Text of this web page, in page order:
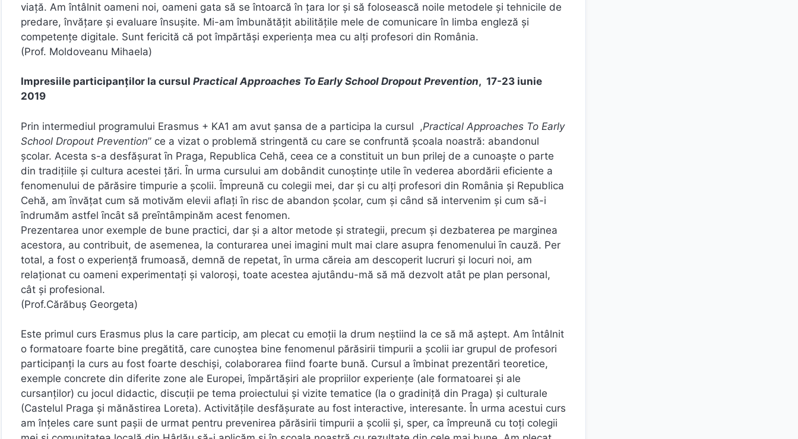
viață. Am întâlnit oameni noi, oameni gata să se întoarcă în țara lor și să folosească noile metodele și tehnicile de
predare, învățare și evaluare însușite. Mi-am îmbunătățit abilitățile mele de comunicare în limba engleză și
competențe digitale. Sunt fericită că pot împărtăși experiența mea cu alți profesori din România.
(Prof. Moldoveanu Mihaela)
Impresiile participanților la cursul Practical Approaches To Early School Dropout Prevention, 17-23 iunie
2019
Prin intermediul programului Erasmus + KA1 am avut şansa de a participa la cursul ,Practical Approaches To Early
School Dropout Prevention” ce a vizat o problemă stringentă cu care se confruntă şcoala noastră: abandonul
şcolar. Acesta s-a desfăşurat ȋn Praga, Republica Cehă, ceea ce a constituit un bun prilej de a cunoaşte o parte
din tradiţiile şi cultura acestei ţări. Ȋn urma cursului am dobȃndit cunoştinţe utile ȋn vederea abordării eficiente a
fenomenului de părăsire timpurie a şcolii. Ȋmpreună cu colegii mei, dar şi cu alţi profesori din Romȃnia şi Republica
Cehă, am ȋnvăţat cum să motivăm elevii aflaţi ȋn risc de abandon şcolar, cum şi cȃnd să intervenim şi cum să-i
ȋndrumăm astfel ȋncȃt să preȋntȃmpinăm acest fenomen.
Prezentarea unor exemple de bune practici, dar şi a altor metode şi strategii, precum şi dezbaterea pe marginea
acestora, au contribuit, de asemenea, la conturarea unei imagini mult mai clare asupra fenomenului ȋn cauză. Per
total, a fost o experienţă frumoasă, demnă de repetat, ȋn urma căreia am descoperit lucruri şi locuri noi, am
relaţionat cu oameni experimentaţi şi valoroşi, toate acestea ajutȃndu-mă să mă dezvolt atȃt pe plan personal,
cât şi profesional.
(Prof.Cărăbuş Georgeta)
Este primul curs Erasmus plus la care particip, am plecat cu emoții la drum neștiind la ce să mă aștept. Am întâlnit
o formatoare foarte bine pregătită, care cunoștea bine fenomenul părăsirii timpurii a școlii iar grupul de profesori
participanți la curs au fost foarte deschiși, colaborarea fiind foarte bună. Cursul a îmbinat prezentări teoretice,
exemple concrete din diferite zone ale Europei, împărtășiri ale propriilor experiențe (ale formatoarei și ale
cursanților) cu jocul didactic, discuții pe tema proiectului și vizite tematice (la o gradiniță din Praga) și culturale
(Castelul Praga și mănăstirea Loreta). Activitățile desfășurate au fost interactive, interesante. În urma acestui curs
am înțeles care sunt pașii de urmat pentru prevenirea părăsirii timpurii a școlii și, sper, ca împreună cu toți colegii